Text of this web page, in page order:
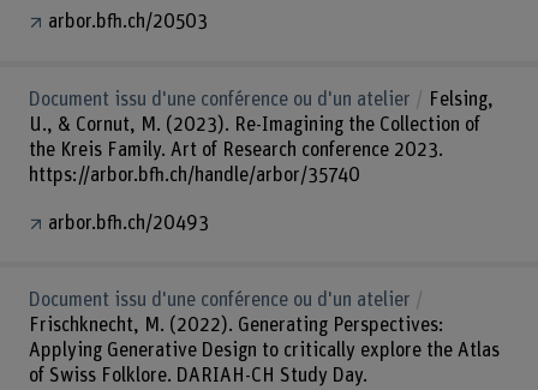
arbor.bfh.ch/20503
Document issu d'une conférence ou d'un atelier
Felsing,
U., & Cornut, M. (2023). Re-Imagining the Collection of
the Kreis Family. Art of Research conference 2023.
https://arbor.bfh.ch/handle/arbor/35740
arbor.bfh.ch/20493
Document issu d'une conférence ou d'un atelier
Frischknecht, M. (2022). Generating Perspectives:
Applying Generative Design to critically explore the Atlas
of Swiss Folklore. DARIAH-CH Study Day.